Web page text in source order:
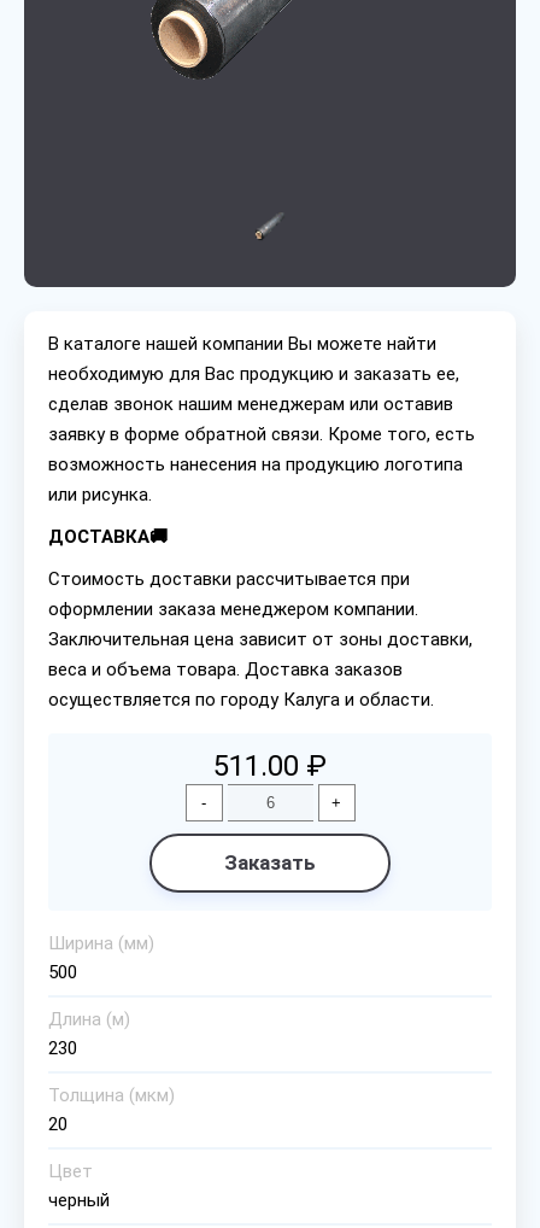
В каталоге нашей компании Вы можете найти
необходимую для Вас продукцию и заказать ее,
сделав звонок нашим менеджерам или оставив
заявку в форме обратной связи. Кроме того, есть
возможность нанесения на продукцию логотипа
или рисунка.
ДОСТАВКА🚚
Стоимость доставки рассчитывается при
оформлении заказа менеджером компании.
Заключительная цена зависит от зоны доставки,
веса и объема товара. Доставка заказов
осуществляется по городу Калуга и области.
511.00 ₽
- +
Заказать
Ширина (мм)
500
Длина (м)
230
Толщина (мкм)
20
Цвет
черный